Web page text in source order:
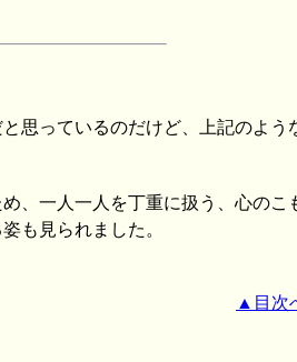
思っているのだけど、上記のよう
、一人一人を丁重に扱う、心のこ
も見られました。
▲目次